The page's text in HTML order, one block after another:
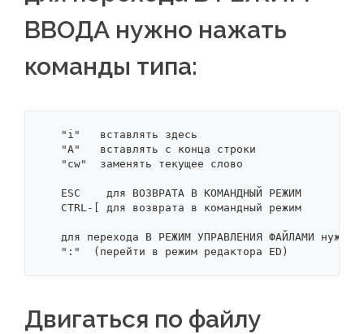
ВВОДА нужно нажать
команды типа:
   "i"   вставлять здесь
   "A"   вставлять с конца строки
   "cw"  заменять текущее слово
   ESC    для ВОЗВРАТА В КОМАНДНЫЙ РЕЖИМ
   CTRL-[ для возврата в командный режим
для перехода В РЕЖИМ УПРАВЛЕНИЯ ФАЙЛАМИ нужно
   ":"  (перейти в режим редактора ED)
Двигаться по файлу